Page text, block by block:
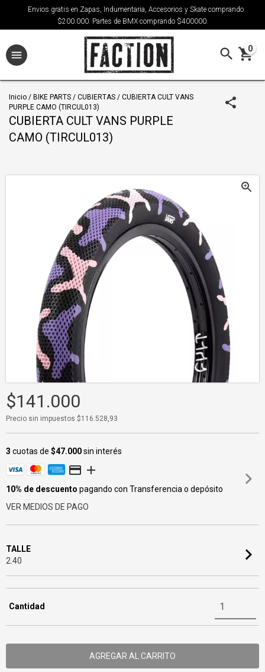
Envios gratis en Zapas, Indumentaria, Accesorios y Skate comprando
$200.000. Partes de BMX comprando $400000.
0
Inicio / BIKE PARTS / CUBIERTAS / CUBIERTA CULT VANS
PURPLE CAMO (TIRCUL013)
CUBIERTA CULT VANS PURPLE
CAMO (TIRCUL013)
$141.000
Precio sin impuestos $116.528,93
3 cuotas de $47.000sin interés
10% de descuento pagando con Transferencia o depósito
VER MEDIOS DE PAGO
TALLE
2.40
Cantidad